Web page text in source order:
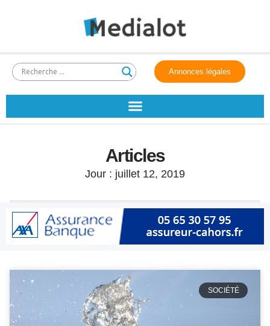
Annonces légales
Articles
Jour : juillet 12, 2019
SOCIÉTÉ